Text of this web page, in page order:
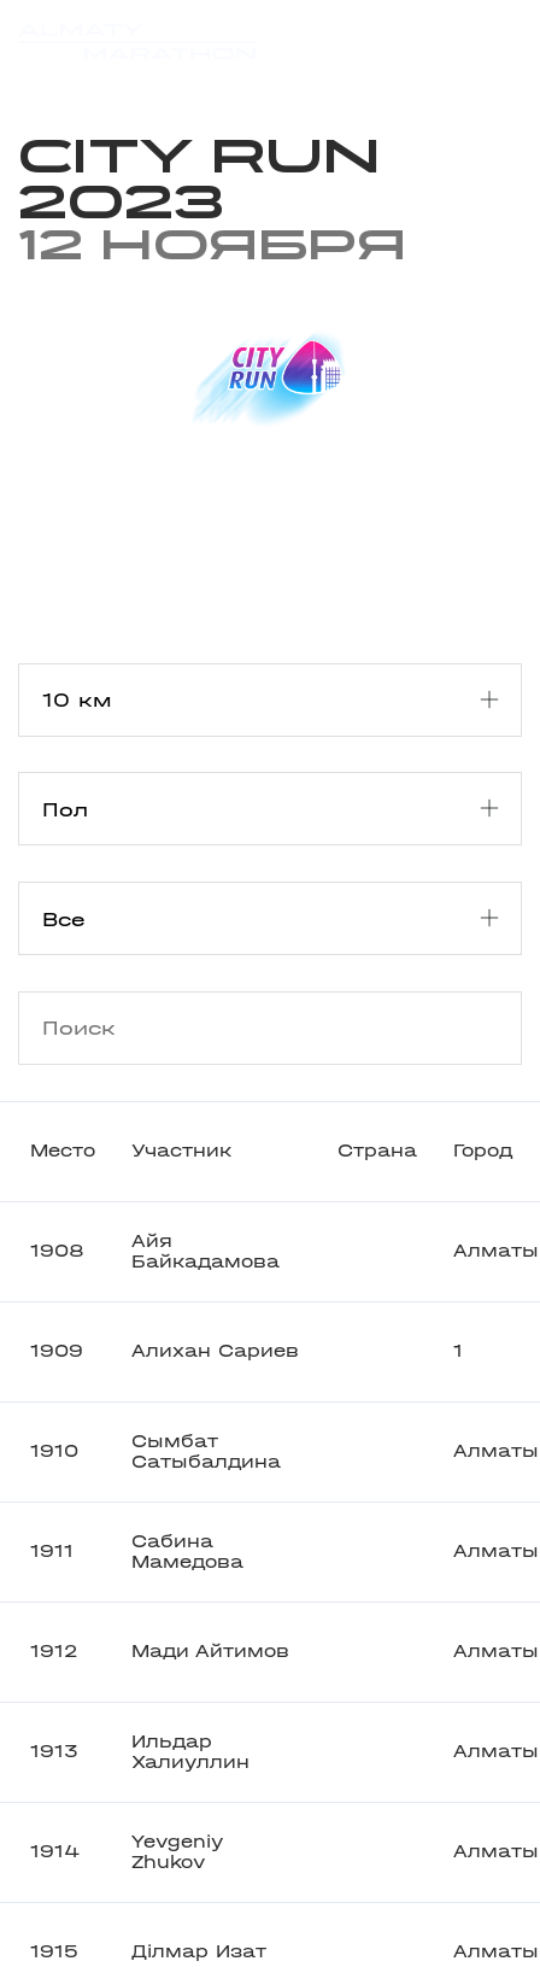
City Run
2023
12 ноября
Место Участник Страна Город
1908
Айя
Байкадамова
Алматы
1909 Алихан Сариев 1
1910
Сымбат
Сатыбалдина
Алматы
1911
Сабина
Мамедова
Алматы
1912 Мади Айтимов Алматы
1913
Ильдар
Халиуллин
Алматы
1914
Yevgeniy
Zhukov
Алматы
1915 Ділмар Изат Алматы